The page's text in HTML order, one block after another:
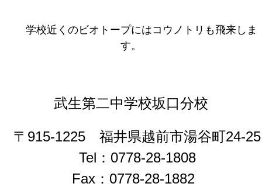
学校近くのビオトープにはコウノトリも飛来しま
す。
武生第二中学校坂口分校
〒915-1225 福井県越前市湯谷町24-25
Tel：0778-28-1808
Fax：0778-28-1882